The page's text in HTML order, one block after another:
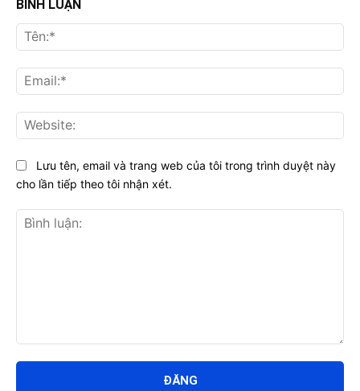
BÌNH LUẬN
luận:
Lưu tên, email và trang web của tôi trong trình duyệt này
cho lần tiếp theo tôi nhận xét.